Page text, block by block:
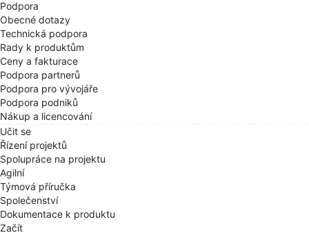
Podpora
Obecné dotazy
Technická podpora
Rady k produktům
Ceny a fakturace
Podpora partnerů
Podpora pro vývojáře
Podpora podniků
Nákup a licencování
Učit se
Řízení projektů
Spolupráce na projektu
Agilní
Týmová příručka
Společenství
Dokumentace k produktu
Začít